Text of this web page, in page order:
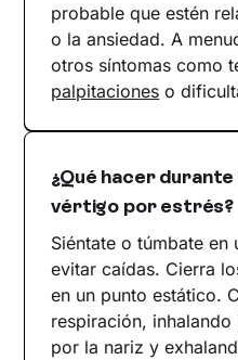
probable que estén
o la ansiedad. A
otros síntomas como
palpitaciones o
¿Qué hacer
vértigo por estrés?
Siéntate o túmbate en
evitar caídas. Cierra
en un punto estático.
respiración,
por la nariz y